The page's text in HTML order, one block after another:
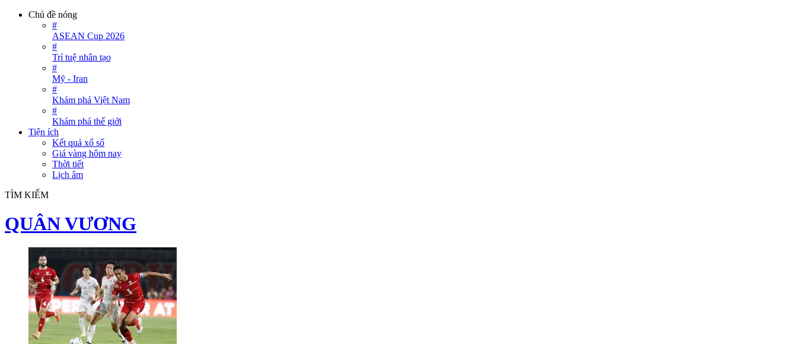
Chủ đề nóng
#
ASEAN Cup 2026
#
Trí tuệ nhân tạo
#
Mỹ - Iran
#
Khám phá Việt Nam
#
Khám phá thế giới
Tiện ích
Kết quả xổ số
Giá vàng hôm nay
Thời tiết
Lịch âm
TÌM KIẾM
QUÂN VƯƠNG